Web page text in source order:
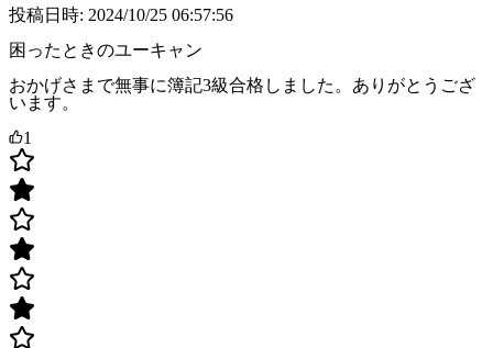
投稿日時: 2024/10/25 06:57:56
困ったときのユーキャン
おかげさまで無事に簿記3級合格しました。ありがとうござ
います。
1